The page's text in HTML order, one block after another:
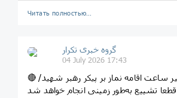
Читать полностью…
گروه خبری تکرار
04 July 2026 17:43
🔴 خبر مهم از تغییر ساعت اقامه نماز بر پیکر رهبر شهید/
قطعا تشییع به‌طور زمینی انجام خواهد شد